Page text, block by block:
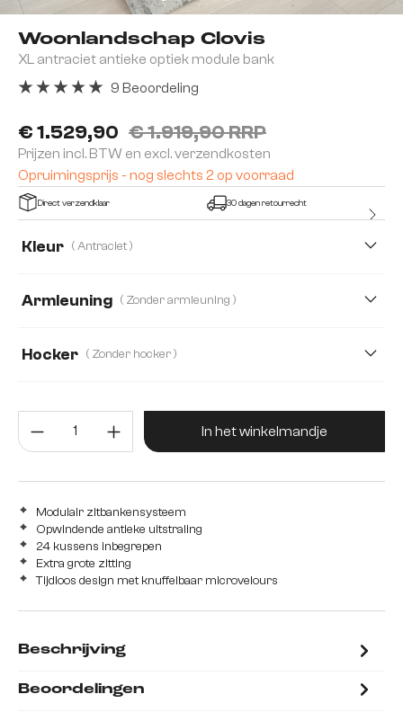
Woonlandschap Clovis
XL antraciet antieke optiek module bank
€ 1.529,90 € 1.919,90 RRP
Prijzen incl. BTW en excl. verzendkosten
Opruimingsprijs - nog slechts 2 op voorraad
9 Beoordeling
Direct verzendklaar 30 dagen retourrecht
Kleur ( Antraciet )
Armleuning ( Zonder armleuning )
Hocker ( Zonder hocker )
Producthoeveelheid: Voer de
In het winkelmandje
Modulair zitbankensysteem
Opwindende antieke uitstraling
24 kussens inbegrepen
Extra grote zitting
Tijdloos design met knuffelbaar microvelours
Beschrijving
Beoordelingen